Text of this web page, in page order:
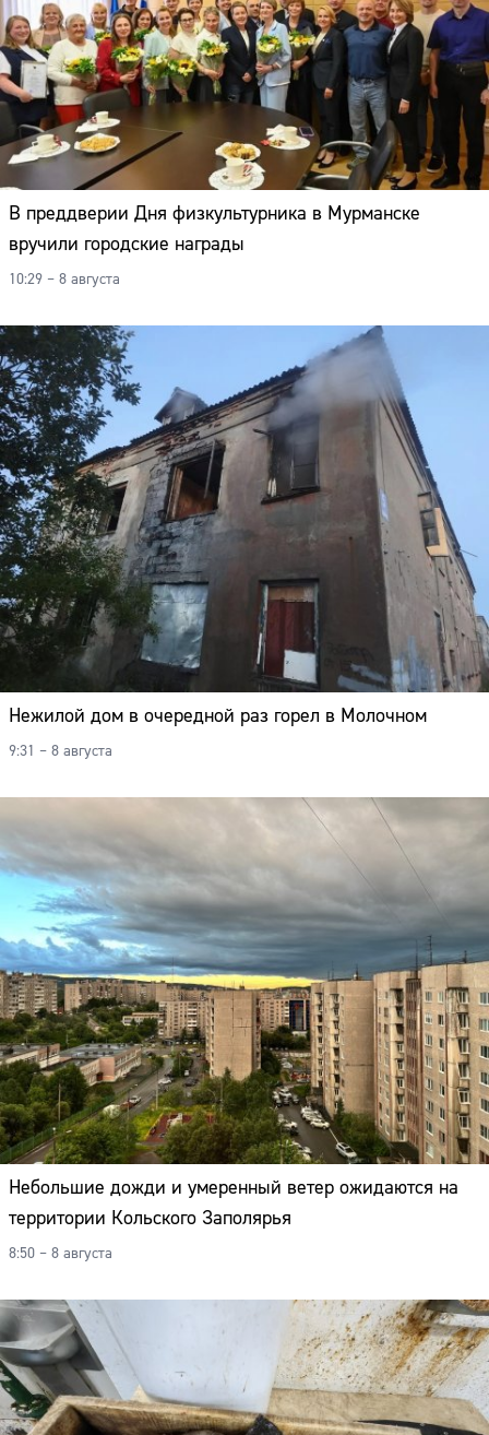
В преддверии Дня физкультурника в Мурманске
вручили городские награды
10:29 – 8 августа
Нежилой дом в очередной раз горел в Молочном
9:31 – 8 августа
Небольшие дожди и умеренный ветер ожидаются на
территории Кольского Заполярья
8:50 – 8 августа
Адрес:
Телефон: